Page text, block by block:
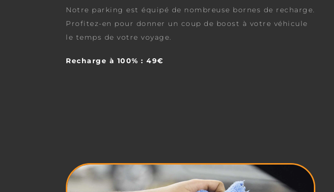
Notre parking est équipé de nombreuse bornes de recharge.
Profitez-en pour donner un coup de boost à votre véhicule
le temps de votre voyage.
Recharge à 100% : 49€